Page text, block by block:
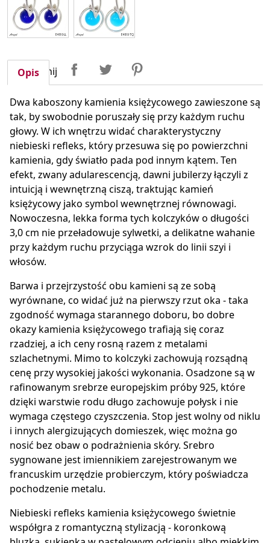
Udostępnij UdostępnijTweetuj
Opis
Dwa kaboszony kamienia księżycowego zawieszone są
tak, by swobodnie poruszały się przy każdym ruchu
głowy. W ich wnętrzu widać charakterystyczny
niebieski refleks, który przesuwa się po powierzchni
kamienia, gdy światło pada pod innym kątem. Ten
efekt, zwany adularescencją, dawni jubilerzy łączyli z
intuicją i wewnętrzną ciszą, traktując kamień
księżycowy jako symbol wewnętrznej równowagi.
Nowoczesna, lekka forma tych kolczyków o długości
3,0 cm nie przeładowuje sylwetki, a delikatne wahanie
przy każdym ruchu przyciąga wzrok do linii szyi i
włosów.
Barwa i przejrzystość obu kamieni są ze sobą
wyrównane, co widać już na pierwszy rzut oka - taka
zgodność wymaga starannego doboru, bo dobre
okazy kamienia księżycowego trafiają się coraz
rzadziej, a ich ceny rosną razem z metalami
szlachetnymi. Mimo to kolczyki zachowują rozsądną
cenę przy wysokiej jakości wykonania. Osadzone są w
rafinowanym srebrze europejskim próby 925, które
dzięki warstwie rodu długo zachowuje połysk i nie
wymaga częstego czyszczenia. Stop jest wolny od niklu
i innych alergizujących domieszek, więc można go
nosić bez obaw o podrażnienia skóry. Srebro
sygnowane jest imiennikiem zarejestrowanym we
francuskim urzędzie probierczym, który poświadcza
pochodzenie metalu.
Niebieski refleks kamienia księżycowego świetnie
współgra z romantyczną stylizacją - koronkową